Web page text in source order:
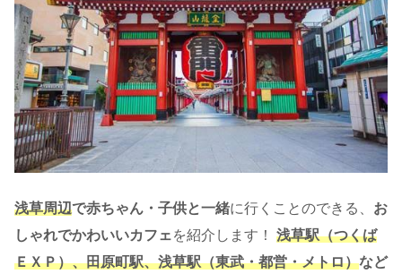
浅草周辺で赤ちゃん・子供と一緒に行くことのできる、 お
しゃれでかわいいカフェを紹介します！ 浅草駅（つくば
ＥＸＰ）、田原町駅、浅草駅（東武・都営・メトロ）など